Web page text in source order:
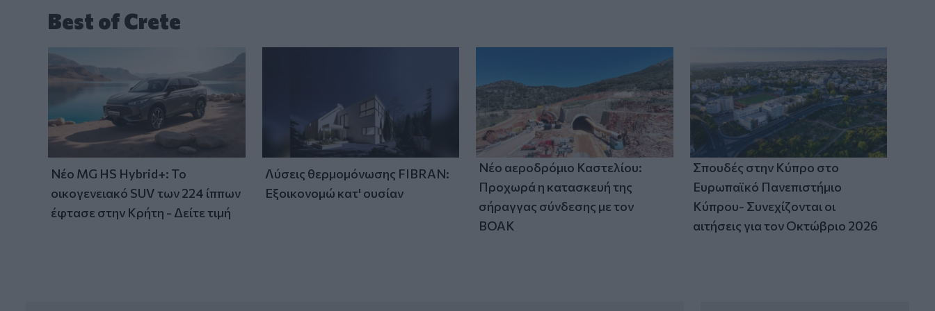
Οι νιγηριανές δυνάμεις ασφαλείας
διέσωσαν 308 θύματα απαγωγής
Best of Crete
Νέο MG HS Hybrid+: Το
οικογενειακό SUV των 224 ίππων
έφτασε στην Κρήτη - Δείτε τιμή
Λύσεις θερμομόνωσης FIBRAN:
Εξοικονομώ κατ' ουσίαν
Νέο αεροδρόμιο Καστελίου:
Προχωρά η κατασκευή της
σήραγγας σύνδεσης με τον
ΒΟΑΚ
Σπουδές στην Κύπρο στο
Ευρωπαϊκό Πανεπιστήμιο
Κύπρου- Συνεχίζονται οι
αιτήσεις για τον Οκτώβριο 2026